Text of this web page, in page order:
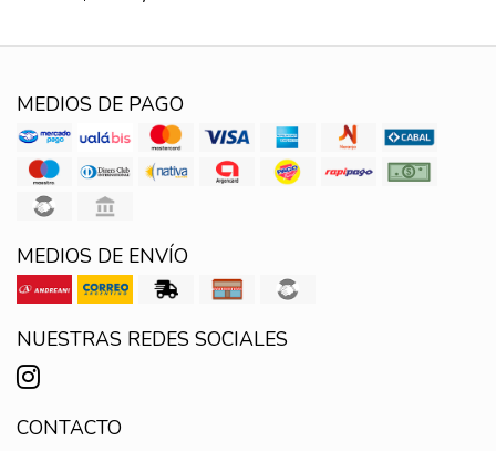
MEDIOS DE PAGO
MEDIOS DE ENVÍO
NUESTRAS REDES SOCIALES
CONTACTO